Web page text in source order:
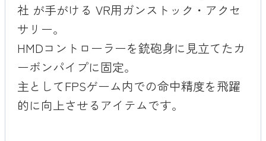
社 が手がける VR用ガンストック・アクセ
サリー。
HMDコントローラーを銃砲身に見立てたカ
ーボンパイプに固定。
主としてFPSゲーム内での命中精度を飛躍
的に向上させるアイテムです。